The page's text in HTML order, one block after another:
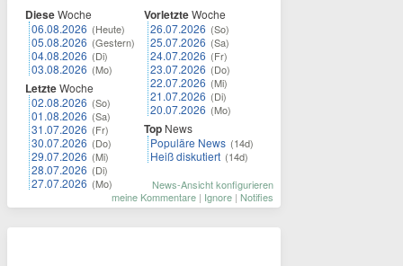
DieseWoche
06.08.2026 (Heute)
05.08.2026 (Gestern)
04.08.2026 (Di)
03.08.2026 (Mo)
LetzteWoche
02.08.2026 (So)
01.08.2026 (Sa)
31.07.2026 (Fr)
30.07.2026 (Do)
29.07.2026 (Mi)
28.07.2026 (Di)
27.07.2026 (Mo)
VorletzteWoche
26.07.2026 (So)
25.07.2026 (Sa)
24.07.2026 (Fr)
23.07.2026 (Do)
22.07.2026 (Mi)
21.07.2026 (Di)
20.07.2026 (Mo)
Top News
Populäre News (14d)
Heiß diskutiert (14d)
News-Ansicht konfigurieren
meine Kommentare | Ignore | Notifies